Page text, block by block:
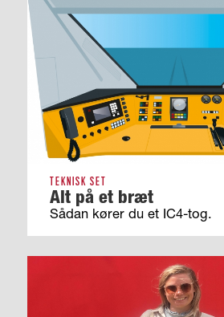
TEKNISK SET
Alt på et bræt
Sådan kører du et IC4-tog.